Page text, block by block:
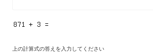
上の計算式の答えを入力してください